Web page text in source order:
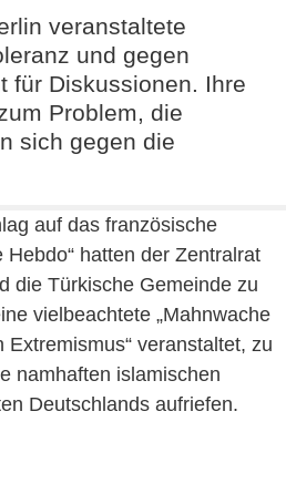
veranstaltete
und gegen
für Diskussionen. Ihre
Problem, die
sich gegen die
auf das französische
Hebdo“ hatten der Zentralrat
die Türkische Gemeinde zu
vielbeachtete „Mahnwache
Extremismus“ veranstaltet, zu
namhaften islamischen
Deutschlands aufriefen.